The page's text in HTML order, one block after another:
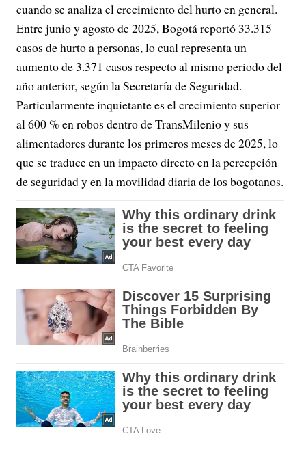
cuando se analiza el crecimiento del hurto en general.
Entre junio y agosto de 2025, Bogotá reportó 33.315
casos de hurto a personas, lo cual representa un
aumento de 3.371 casos respecto al mismo periodo del
año anterior, según la Secretaría de Seguridad.
Particularmente inquietante es el crecimiento superior
al 600 % en robos dentro de TransMilenio y sus
alimentadores durante los primeros meses de 2025, lo
que se traduce en un impacto directo en la percepción
de seguridad y en la movilidad diaria de los bogotanos.